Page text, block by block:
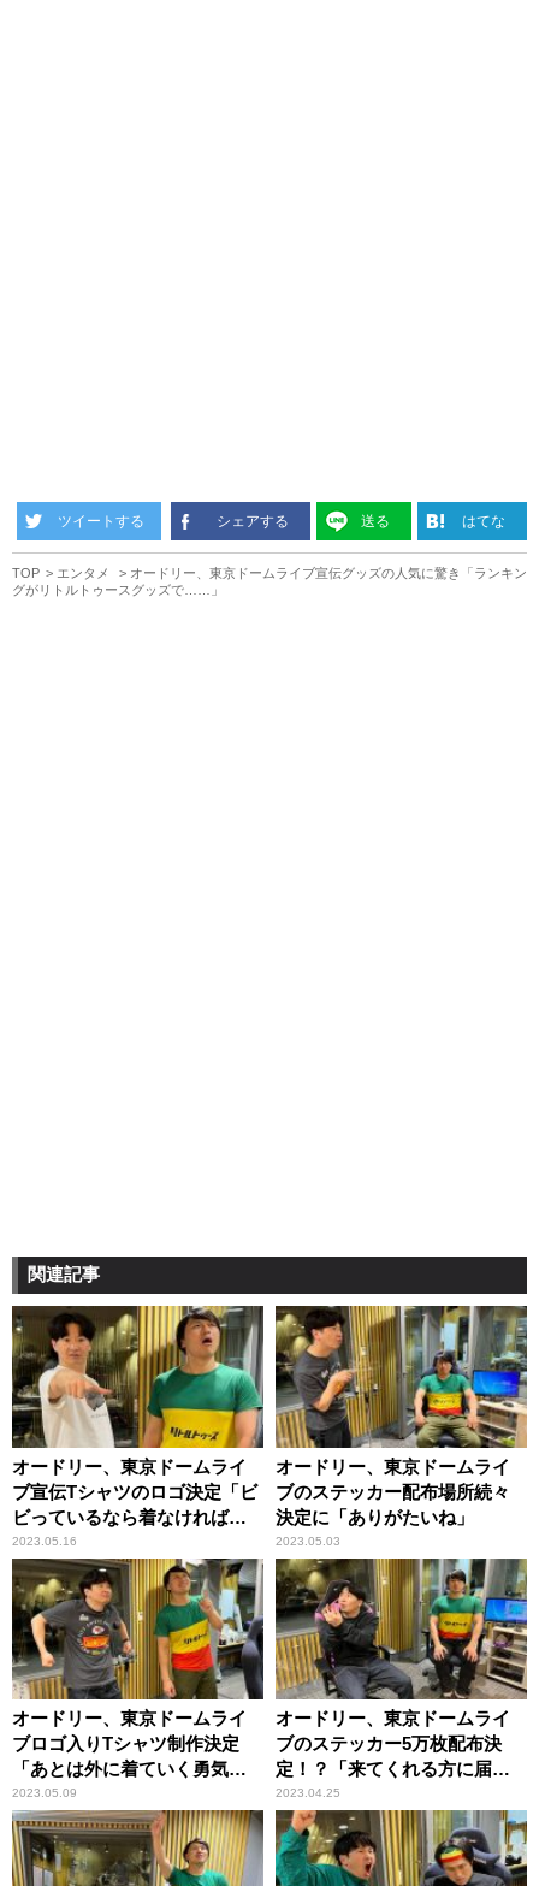
ツイートする シェアする 送る はてな
TOP エンタメ
オードリー、東京ドームライブ宣伝グッズの人気に驚き「ランキン
グがリトルトゥースグッズで……」
関連記事
オードリー、東京ドームライ
ブ宣伝Tシャツのロゴ決定「ビ
ビっているなら着なければい
い」
2023.05.16
オードリー、東京ドームライ
ブのステッカー配布場所続々
決定に「ありがたいね」
2023.05.03
オードリー、東京ドームライ
ブロゴ入りTシャツ制作決定
「あとは外に着ていく勇気が
あるか」
2023.05.09
オードリー、東京ドームライ
ブのステッカー5万枚配布決
定！？「来てくれる方に届け
たい」
2023.04.25